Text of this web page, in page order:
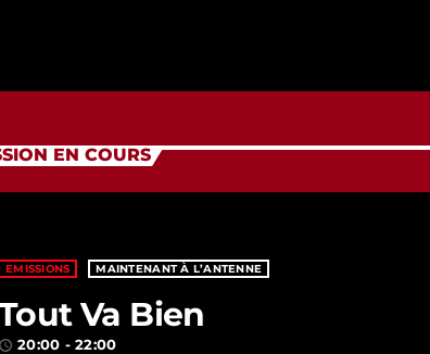
EN COURS
EMISSIONS MAINTENANT À L’ANTENNE
Va Bien
access_time 20:00 - 22:00